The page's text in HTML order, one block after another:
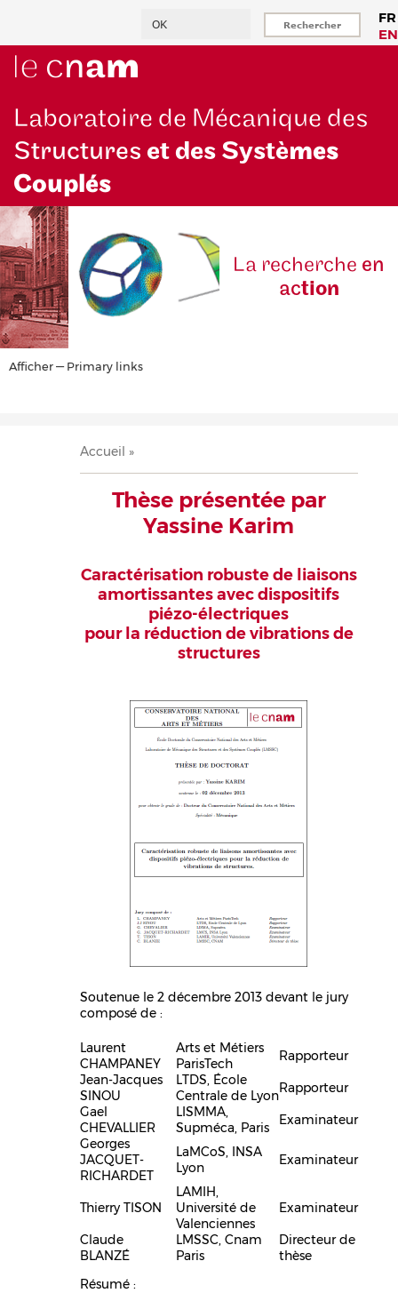
principal
FR
EN
Laboratoire de Mécanique des
Structures et des Systèmes
Couplés
La recherche en
action
Primary
Afficher — Primary links
Fil
d'Ariane
Accueil
Thèse présentée par
Yassine Karim
Caractérisation robuste de liaisons
amortissantes avec dispositifs
piézo-électriques
pour la réduction de vibrations de
structures
Soutenue le 2 décembre 2013 devant le jury
composé de :
Laurent
CHAMPANEY
Arts et Métiers
ParisTech
Rapporteur
Jean-Jacques
SINOU
LTDS, École
Centrale de LyonRapporteur
Gael
CHEVALLIER
LISMMA,
Supméca, Paris
Examinateur
Georges
JACQUET-
RICHARDET
LaMCoS, INSA
Lyon
Examinateur
Thierry TISON
LAMIH,
Université de
Valenciennes
Examinateur
Claude
BLANZÉ
LMSSC, Cnam
Paris
Directeur de
thèse
Résumé :